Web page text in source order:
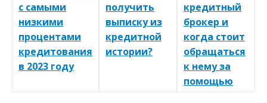
с самыми
низкими
процентами
кредитования
в 2023 году
получить
выписку из
кредитной
истории?
кредитный
брокер и
когда стоит
обращаться
к нему за
помощью